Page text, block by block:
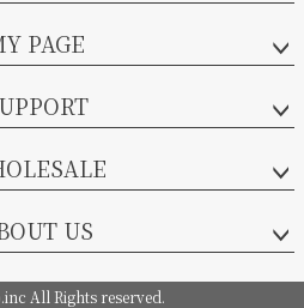
PAGE
US
All Rights reserved.